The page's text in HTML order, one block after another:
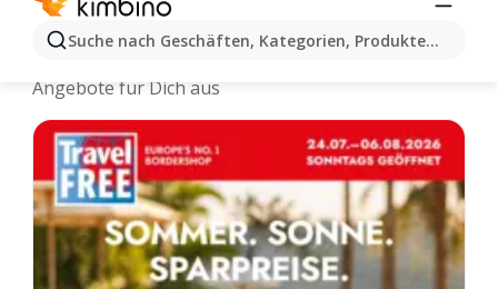
Suche nach Geschäften, Kategorien, Produkten...
Gallneukirchen - Neuste Prospekte
Angebote für Dich aus